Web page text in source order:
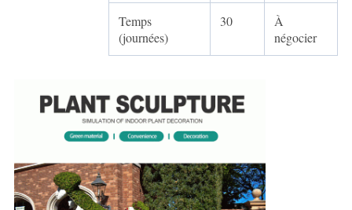
Temps
(journées)
30
À
négocier